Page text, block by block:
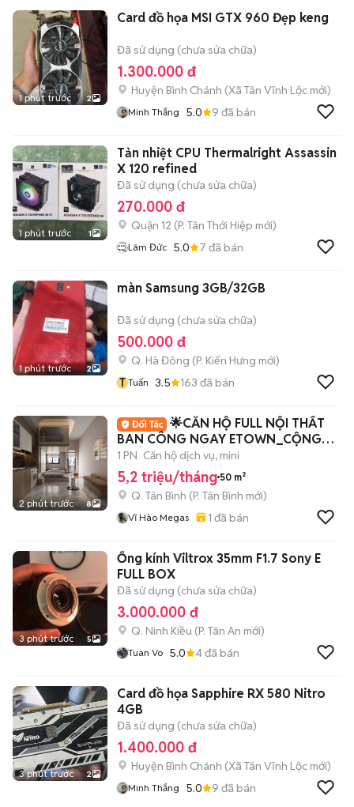
1 phút trước 2
Card đồ họa MSI GTX 960 Đẹp keng
Đã sử dụng (chưa sửa chữa)
1.300.000 đ
Huyện Bình Chánh (Xã Tân Vĩnh Lộc mới)
Minh Thắng 5.0 9 đã bán
1 phút trước 1
Tản nhiệt CPU Thermalright Assassin
X 120 refined
Đã sử dụng (chưa sửa chữa)
270.000 đ
Quận 12 (P. Tân Thới Hiệp mới)
Lâm Đức 5.0 7 đã bán
1 phút trước 2
màn Samsung 3GB/32GB
Đã sử dụng (chưa sửa chữa)
500.000 đ
Q. Hà Đông (P. Kiến Hưng mới)
T Tuấn 3.5 163 đã bán
2 phút trước 8
🌟CĂN HỘ FULL NỘI THẤT
BAN CÔNG NGAY ETOWN_CỘNG
HOÀ
1 PN Căn hộ dịch vụ, mini
5,2 triệu/tháng 50 m²
Q. Tân Bình (P. Tân Bình mới)
Vĩ Hào Megas 1 đã bán
3 phút trước 5
Ống kính Viltrox 35mm F1.7 Sony E
FULL BOX
Đã sử dụng (chưa sửa chữa)
3.000.000 đ
Q. Ninh Kiều (P. Tân An mới)
Tuan Vo 5.0 4đã bán
3 phút trước 2
Card đồ họa Sapphire RX 580 Nitro
4GB
Đã sử dụng (chưa sửa chữa)
1.400.000 đ
Huyện Bình Chánh (Xã Tân Vĩnh Lộc mới)
Minh Thắng 5.0 9 đã bán